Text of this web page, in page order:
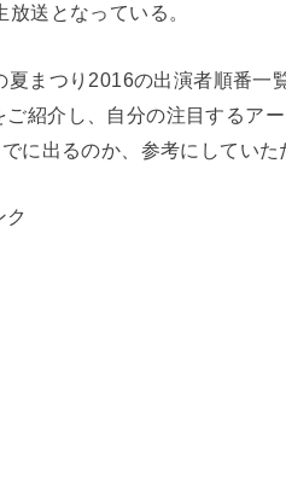
送となっている。
夏まつり2016の出演者順番一
ご紹介し、自分の注目するア
に出るのか、参考にしていた
ク